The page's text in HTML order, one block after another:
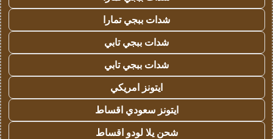
شدات ببجي تمارا
شدات ببجي تابي
شدات ببجي تابي
ايتونز امريكي
ايتونز سعودي اقساط
شحن يلا لودو اقساط